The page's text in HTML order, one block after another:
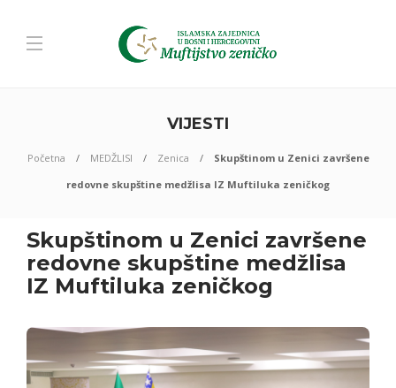
VIJESTI
Početna MEDŽLISI Zenica
Skupštinom u Zenici završene
redovne skupštine medžlisa IZ Muftiluka zeničkog
Skupštinom u Zenici završene
redovne skupštine medžlisa
IZ Muftiluka zeničkog